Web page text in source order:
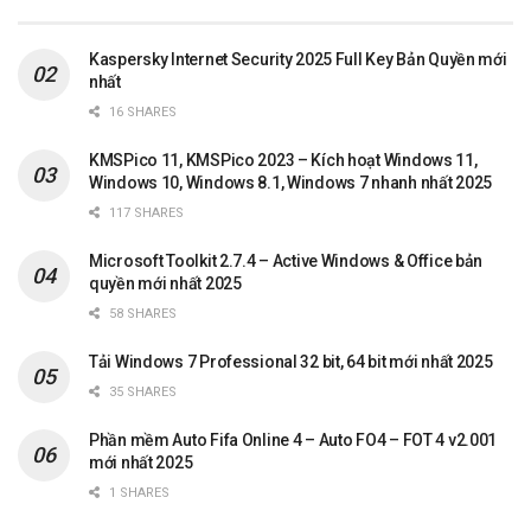
Kaspersky Internet Security 2025 Full Key Bản Quyền mới
nhất
16 SHARES
KMSPico 11, KMSPico 2023 – Kích hoạt Windows 11,
Windows 10, Windows 8.1, Windows 7 nhanh nhất 2025
117 SHARES
Microsoft Toolkit 2.7.4 – Active Windows & Office bản
quyền mới nhất 2025
58 SHARES
Tải Windows 7 Professional 32 bit, 64 bit mới nhất 2025
35 SHARES
Phần mềm Auto Fifa Online 4 – Auto FO4 – FOT 4 v2.001
mới nhất 2025
1 SHARES